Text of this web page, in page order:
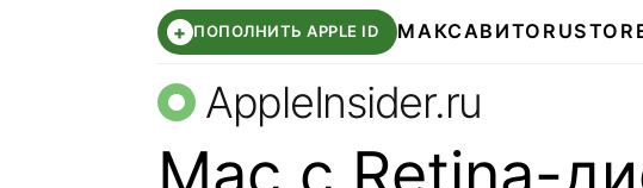
+ ПОПОЛНИТЬ APPLE ID МАКСАВИТО
AppleInsider.ru